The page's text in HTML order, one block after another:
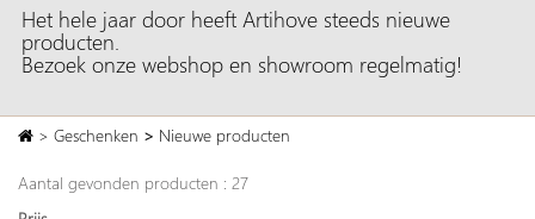
Het hele jaar door heeft Artihove steeds nieuwe
producten.
Bezoek onze webshop en showroom regelmatig!
> Geschenken > Nieuwe producten
Aantal gevonden producten : 27